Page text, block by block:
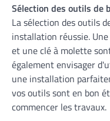
Sélection des outils de
La sélection des outils
installation réussie.
et une clé à molette
également envisager
une installation
vos outils sont en bon
commencer les travaux.